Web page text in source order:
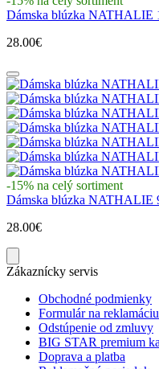
Dámska blúzka NATHALIE
28.00€
-15% na celý sortiment
Dámska blúzka NATHALIE
28.00€
Zákaznícky servis
Obchodné podmienky
Formulár na
Odstúpenie od zmluvy
BIG STAR premium
Doprava a platba